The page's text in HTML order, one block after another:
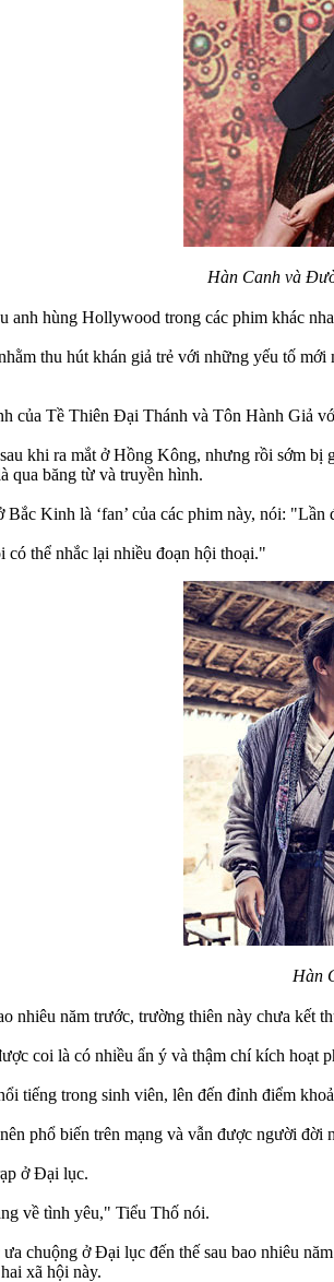
Hàn Canh và
anh hùng Hollywood trong các phim khác
thu hút khán giả trẻ với những yếu tố
của Tề Thiên Đại Thánh và Tôn Hành Giả
khi ra mắt ở Hồng Kông, nhưng rồi sớm
qua băng từ và truyền hình.
Kinh là ‘fan’ của các phim này, nói:
thể nhắc lại nhiều đoạn hội thoại."
Hàn
nhiêu năm trước, trường thiên này chưa kết
coi là có nhiều ẩn ý và thậm chí kích hoạt
tiếng trong sinh viên, lên đến đỉnh điểm
phổ biến trên mạng và vẫn được người đời
ở Đại lục.
về tình yêu," Tiểu Thố nói.
chuộng ở Đại lục đến thế sau bao nhiêu
xã hội này.